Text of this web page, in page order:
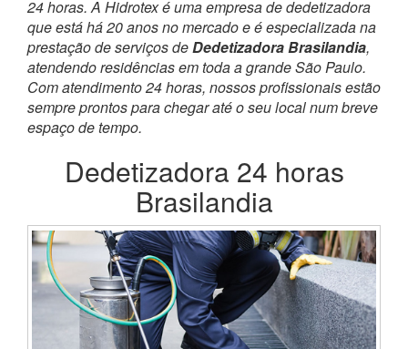
24 horas. A Hidrotex é uma empresa de dedetizadora
que está há 20 anos no mercado e é especializada na
prestação de serviços deDedetizadora Brasilandia,
atendendo residências em toda a grande São Paulo.
Com atendimento 24 horas, nossos profissionais estão
sempre prontos para chegar até o seu local num breve
espaço de tempo.
Dedetizadora 24 horas
Brasilandia